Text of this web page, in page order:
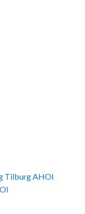
Tilburg AHOI